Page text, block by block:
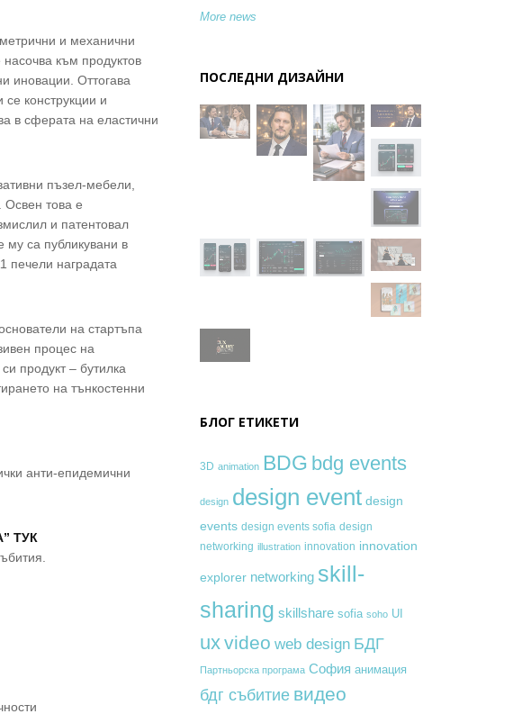
и механични
към продуктов
иновации. Оттогава
конструкции и
в сферата на еластични
пъзел-мебели,
Освен това е
и патентовал
му са публикувани в
печели наградата
на стартъпа
процес на
продукт – бутилка
на тънкостенни
анти-епидемични
ТУК
More news
ПОСЛЕДНИ ДИЗАЙНИ
БЛОГ ЕТИКЕТИ
3D animation BDG bdg events
design design event design
events design events sofia design
networking illustration innovation innovation
explorer networking skill-
sharing skillshare sofia soho UI
uxvideo web design БДГ
Партньорска програма София анимация
бдг събитие видео